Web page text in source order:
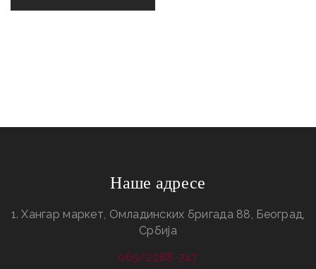
Наше адресе
1. Хангар маркет, Омладинских бригада 88, Београд,
Србија
065/2288-747